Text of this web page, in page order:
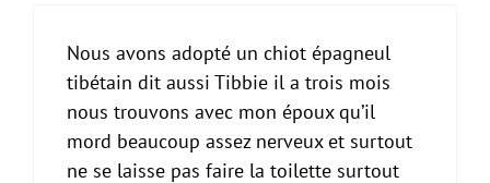
Nous avons adopté un chiot épagneul
tibétain dit aussi Tibbie il a trois mois
nous trouvons avec mon époux qu’il
mord beaucoup assez nerveux et surtout
ne se laisse pas faire la toilette surtout